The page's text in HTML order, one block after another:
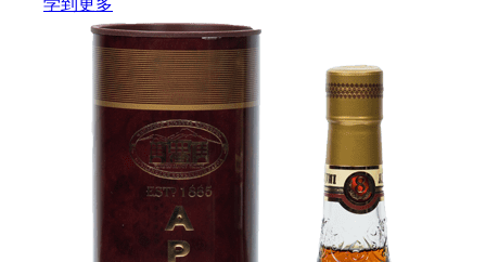
学到更多